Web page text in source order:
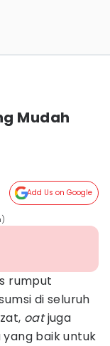
Mudah
Add Us on Google
rumput
di seluruh
oatjuga
baik untuk